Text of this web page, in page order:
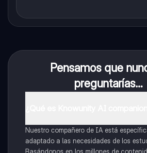
Pensamos que
preguntarías...
Nuestro compañero de IA está
adaptado a las necesidades de los